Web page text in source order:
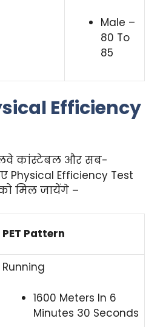
Male –
80 To
85
Efficiency
कांस्टेबल और सब-
Physical Efficiency Test
मिल जायेंगे –
PET Pattern
Running
1600 Meters In 6
Minutes 30 Seconds